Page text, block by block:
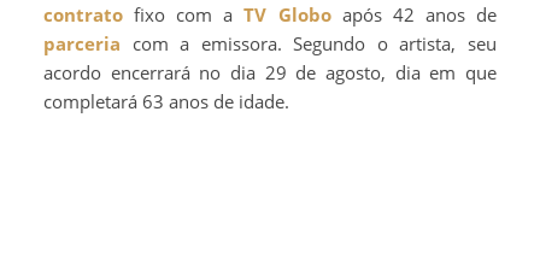
contrato fixo com aTV Globoapós 42 anos de
parceria com a emissora. Segundo o artista, seu
acordo encerrará no dia 29 de agosto, dia em que
completará 63 anos de idade.